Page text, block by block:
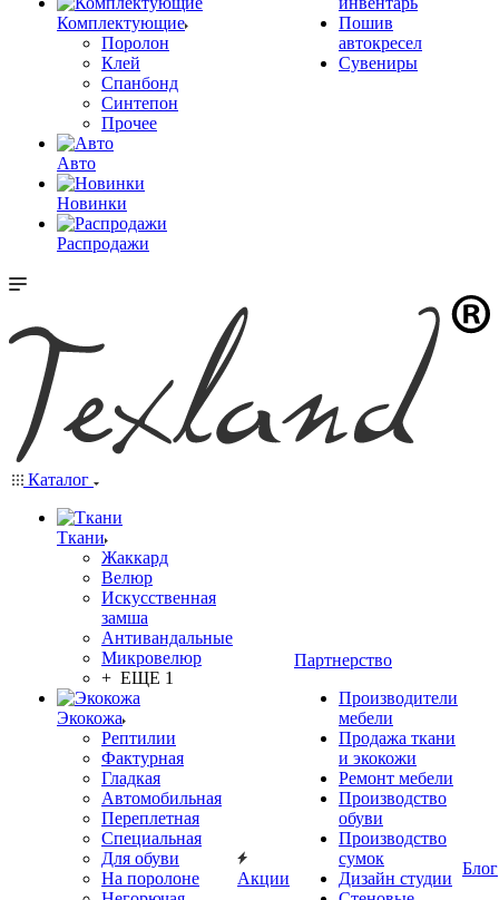
Комплектующие
Поролон
Клей
Спанбонд
Синтепон
Прочее
Авто
Новинки
Распродажи
Пошив
автокресел
Сувениры
Каталог
Ткани
Жаккард
Велюр
Искусственная
замша
Антивандальные
Микровелюр
+ ЕЩЕ 1
Экокожа
Рептилии
Фактурная
Гладкая
Автомобильная
Переплетная
Специальная
Для обуви
На поролоне
Акции
Партнерство
Производители
мебели
Продажа ткани
и экокожи
Ремонт мебели
Производство
обуви
Производство
сумок
Дизайн студии
Блог